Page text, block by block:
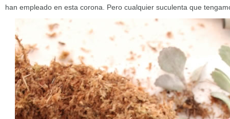
han empleado en esta corona. Pero cualquier suculenta que